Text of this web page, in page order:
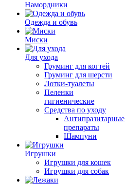
Намордники
Одежда и обувь
Миски
Для ухода
Груминг для когтей
Груминг для шерсти
Лотки-туалеты
Пеленки
гигиенические
Средства по уходу
Антипразитарные
препараты
Шампуни
Игрушки
Игрушки для кошек
Игрушки для собак